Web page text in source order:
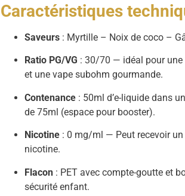
Caractéristiques
Saveurs : Myrtille – Noix de coco –
Ratio PG/VG : 30/70 — idéal pour une
et une vape subohm gourmande.
Contenance : 50ml d’e-liquide dans
de 75ml (espace pour booster).
Nicotine : 0 mg/ml — Peut recevoir un
nicotine.
Flacon : PET avec compte-goutte et
sécurité enfant.